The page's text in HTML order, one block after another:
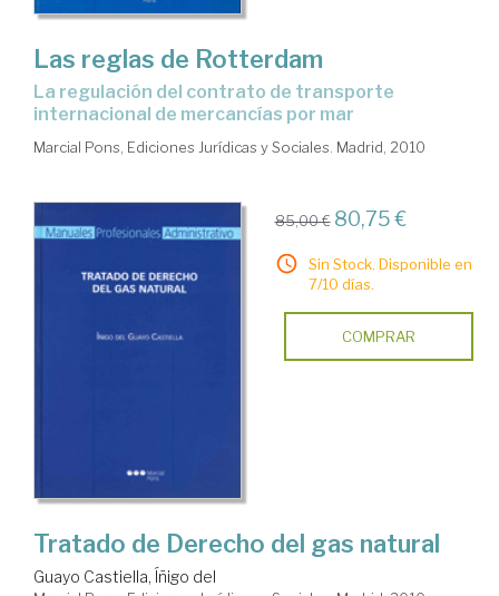
Las reglas de Rotterdam
la regulación del contrato de transporte
internacional de mercancías por mar
Marcial Pons, Ediciones Jurídicas y Sociales. Madrid, 2010
85,00 € 80,75 €
Sin Stock. Disponible en
7/10 días.
COMPRAR
Tratado de Derecho del gas natural
Guayo Castiella, Íñigo del